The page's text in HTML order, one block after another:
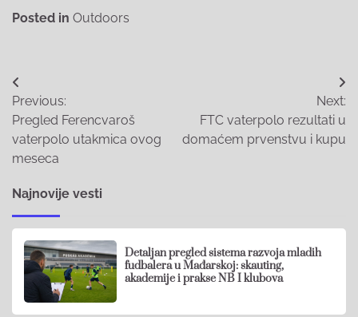
Posted in Outdoors
Post
navigation
Previous:
Pregled Ferencvaroš
vaterpolo utakmica ovog
meseca
Next:
FTC vaterpolo rezultati u
domaćem prvenstvu i kupu
Najnovije vesti
Detaljan pregled sistema razvoja mladih
fudbalera u Mađarskoj: skauting,
akademije i prakse NB I klubova